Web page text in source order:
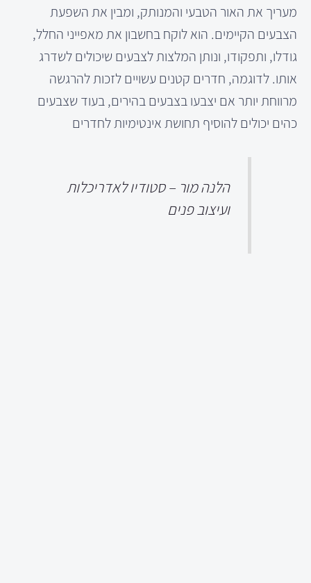
מעריך את האור הטבעי והמנותק, ומבין את השפעת
הצבעים הקיימים. הוא לוקח בחשבון את מאפייני החלל,
גודלו, ותפקודו, ונותן המלצות לצבעים שיכולים לשדרג
אותו. לדוגמה, חדרים קטנים עשויים לזכות להרגשה
מרווחת יותר אם יצבעו בצבעים בהירים, בעוד שצבעים
כהים יכולים להוסיף תחושת אינטימיות לחדרים
הלנה מור – סטודיו לאדריכלות
ועיצוב פנים